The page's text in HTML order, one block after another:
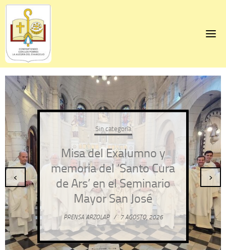
Skip
content
Sin categoría
Misa del Exalumno y
memoria del ‘Santo Cura
de Ars’ en el Seminario
Mayor San José
PRENSA ARZOLAP / 7 AGOSTO, 2026
‹ ›